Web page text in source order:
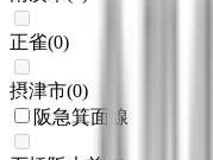
正雀(0)
摂津市(0)
阪急箕面線